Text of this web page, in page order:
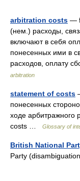
arbitration costs —
(нем.) расходы,
включают в себя
понесенных ими в
расходов, оплату
arbitration
statement of costs
понесенных
ходе арбитражного
costs …
Glossary of
British National
Party